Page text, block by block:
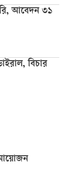
আবেদন ৩১
বিচার
আয়োজন